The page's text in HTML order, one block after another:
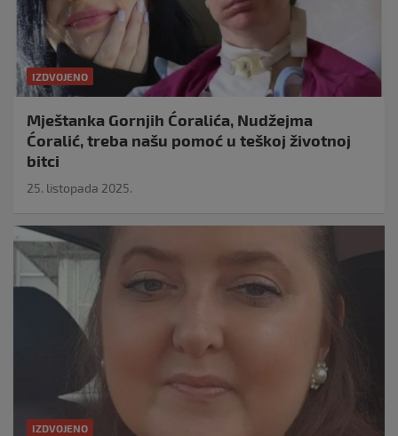
IZDVOJENO
Mještanka Gornjih Ćoralića, Nudžejma
Ćoralić, treba našu pomoć u teškoj životnoj
bitci
25. listopada 2025.
IZDVOJENO